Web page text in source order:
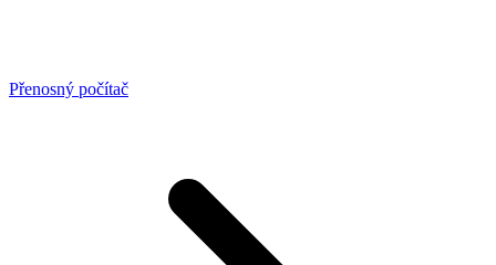
Přenosný počítač